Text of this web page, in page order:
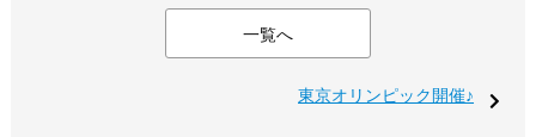
一覧へ
東京オリンピック開催♪